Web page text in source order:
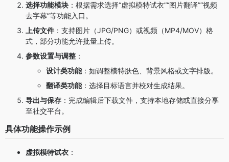
选择功能模块 ：根据需求选择“虚拟模特试衣”“图片翻译”“视频
去字幕”等功能入口。
上传文件 ：支持图片（JPG/PNG）或视频（MP4/MOV）格
式，部分功能允许批量上传。
参数设置与调整 ：
设计类功能：如调整模特肤色、背景风格或文字排版。
翻译类功能：选择目标语言并校对生成结果。
导出与保存 ：完成编辑后下载文件，支持本地存储或直接分享
至社交平台。
具体功能操作示例
虚拟模特试衣 ：